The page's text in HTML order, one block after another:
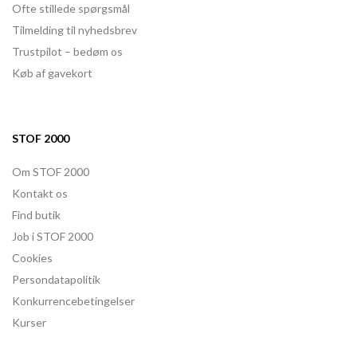
Ofte stillede spørgsmål
Tilmelding til nyhedsbrev
Trustpilot – bedøm os
Køb af gavekort
STOF 2000
Om STOF 2000
Kontakt os
Find butik
Job i STOF 2000
Cookies
Persondatapolitik
Konkurrencebetingelser
Kurser